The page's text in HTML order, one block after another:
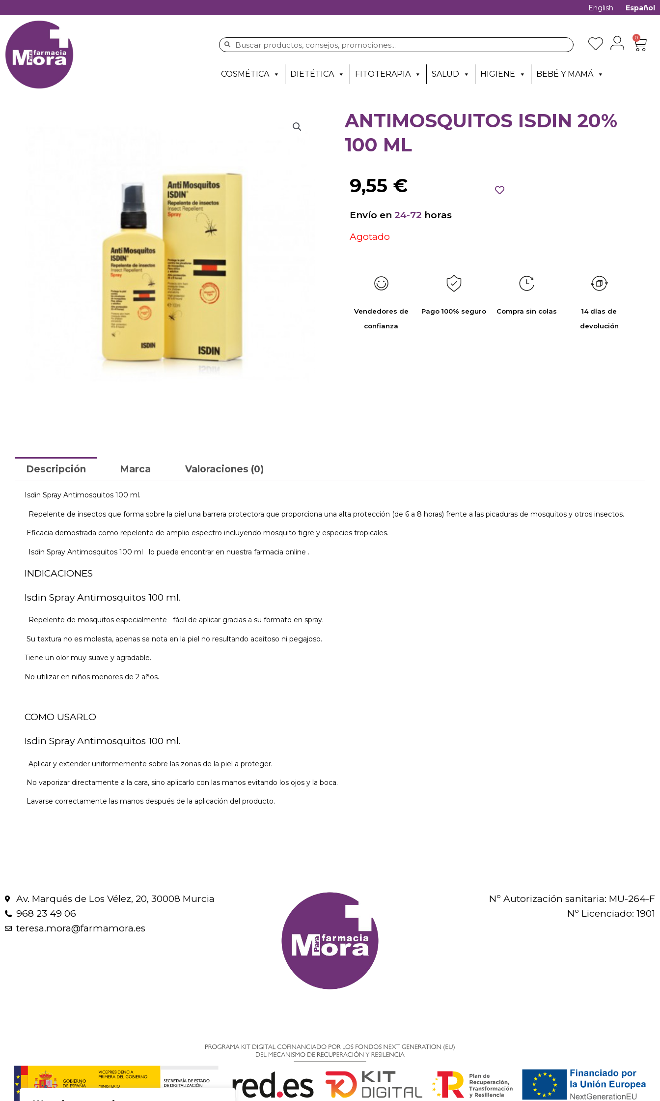
English Español
0
COSMÉTICA DIETÉTICA FITOTERAPIA SALUD HIGIENE BEBÉ Y MAMÁ
ANTIMOSQUITOS ISDIN 20%
100 ML
9,55 €
Envío en 24-72 horas
Agotado
Vendedores de
confianza
Pago 100% seguro Compra sin colas
14 días de
devolución
Descripción Marca Valoraciones (0)
Isdin Spray Antimosquitos 100 ml.
Repelente de insectos que forma sobre la piel una barrera protectora que proporciona una alta protección (de 6 a 8 horas) frente a las picaduras de mosquitos y otros insectos.
Eficacia demostrada como repelente de amplio espectro incluyendo mosquito tigre y especies tropicales.
Isdin Spray Antimosquitos 100 ml lo puede encontrar en nuestra farmacia online .
INDICACIONES
Isdin Spray Antimosquitos 100 ml.
Repelente de mosquitos especialmente fácil de aplicar gracias a su formato en spray.
Su textura no es molesta, apenas se nota en la piel no resultando aceitoso ni pegajoso.
Tiene un olor muy suave y agradable.
No utilizar en niños menores de 2 años.
COMO USARLO
Isdin Spray Antimosquitos 100 ml.
Aplicar y extender uniformemente sobre las zonas de la piel a proteger.
No vaporizar directamente a la cara, sino aplicarlo con las manos evitando los ojos y la boca.
Lavarse correctamente las manos después de la aplicación del producto.
Av. Marqués de Los Vélez, 20, 30008 Murcia
968 23 49 06
teresa.mora@farmamora.es
Nº Autorización sanitaria: MU-264-F
Nº Licenciado: 1901